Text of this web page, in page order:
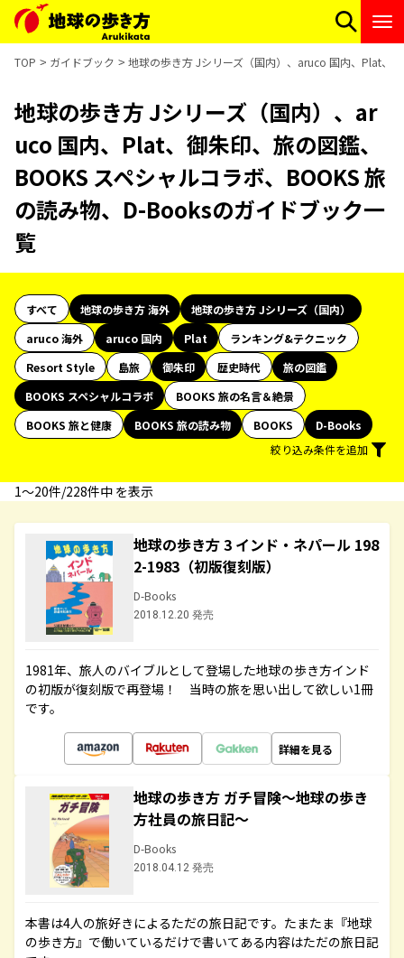
TOP ガイドブック 地球の歩き方 Jシリーズ（国内）、aruco 国内、Plat、
地球の歩き方 Jシリーズ（国内）、ar
uco 国内、Plat、御朱印、旅の図鑑、
BOOKS スペシャルコラボ、BOOKS 旅
の読み物、D-Booksのガイドブック一
覧
すべて 地球の歩き方 海外
地球の歩き方 Jシリーズ（国内）
aruco 海外
aruco 国内 Plat
ランキング&テクニック
Resort Style
島旅 御朱印 歴史時代
旅の図鑑
BOOKS スペシャルコラボ
BOOKS 旅の名言＆絶景
BOOKS 旅と健康
BOOKS 旅の読み物 BOOKS
D-Books
絞り込み条件を追加
1〜20件/228件中 を表示
地球の歩き方 3 インド・ネパール 198
2-1983（初版復刻版）
D-Books
2018.12.20 発売
1981年、旅人のバイブルとして登場した地球の歩き方インド
の初版が復刻版で再登場！ 当時の旅を思い出して欲しい1冊
です。
詳細を見る
地球の歩き方 ガチ冒険～地球の歩き
方社員の旅日記～
D-Books
2018.04.12 発売
本書は4人の旅好きによるただの旅日記です。たまたま『地球
の歩き方』で働いているだけで書いてある内容はただの旅日記